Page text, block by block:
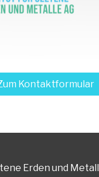
Kontaktformular
Erden und